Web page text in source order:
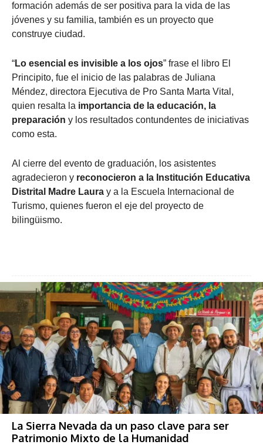
formación además de ser positiva para la vida de las
jóvenes y su familia, también es un proyecto que
construye ciudad.
“Lo esencial es invisible a los ojos” frase el libro El
Principito, fue el inicio de las palabras de Juliana
Méndez, directora Ejecutiva de Pro Santa Marta Vital,
quien resalta la importancia de la educación, la
preparación y los resultados contundentes de iniciativas
como esta.
Al cierre del evento de graduación, los asistentes
agradecieron y reconocieron a la Institución Educativa
Distrital Madre Laura y a la Escuela Internacional de
Turismo, quienes fueron el eje del proyecto de
bilingüismo.
La Sierra Nevada da un paso clave para ser
Patrimonio Mixto de la Humanidad